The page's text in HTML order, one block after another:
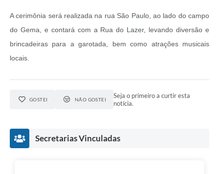
A cerimônia será realizada na rua São Paulo, ao lado do campo
do Gema, e contará com a Rua do Lazer, levando diversão e
brincadeiras para a garotada, bem como atrações musicais
locais.
GOSTEI NÃO GOSTEI
Seja o primeiro a curtir esta
notícia.
Secretarias Vinculadas